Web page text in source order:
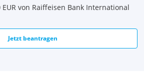
EUR von Raiffeisen Bank International
Jetzt beantragen